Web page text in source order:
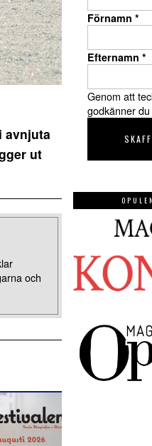
avnjuta
ut
och
Förnamn *
Efternamn *
Genom att
godkänner